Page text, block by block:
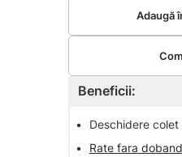
Beneficii:
•
Deschidere colet
•
Rate fara
Adaugă